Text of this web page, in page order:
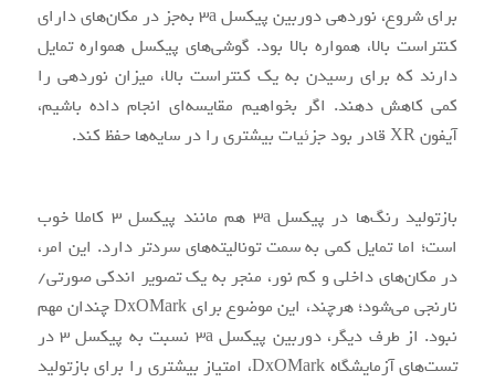
برای شروع، نوردهی دوربین پیکسل 3a به‌جز در مکان‌های دارای
کنتراست بالا، همواره بالا بود. گوشی‌های پیکسل همواره تمایل
دارند که برای رسیدن به یک کنتراست بالا، میزان نوردهی را
کمی کاهش دهند. اگر بخواهیم مقایسه‌ای انجام داده باشیم،
آیفون XR قادر بود جزئیات بیشتری را در سایه‌ها حفظ کند.
بازتولید رنگ‌ها در پیکسل 3a هم مانند پیکسل 3 کاملا خوب
است؛ اما تمایل کمی به سمت تونالیته‌های سردتر دارد. این امر،
در مکان‌های داخلی و کم نور، منجر به یک تصویر اندکی صورتی/
نارنجی می‌شود؛ هرچند، این موضوع برای DxOMark چندان مهم
نبود. از طرف دیگر، دوربین پیکسل 3a نسبت به پیکسل 3 در
تست‌های آزمایشگاه DxOMark، امتیاز بیشتری را برای بازتولید